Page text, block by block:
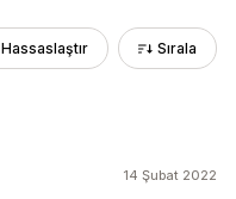
Hassaslaştır Sırala
14 Şubat 2022